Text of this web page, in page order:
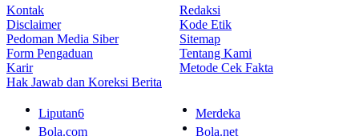
Kontak
Redaksi
Disclaimer
Kode Etik
Pedoman Media Siber
Sitemap
Form Pengaduan
Tentang Kami
Karir
Metode Cek Fakta
Hak Jawab dan Koreksi Berita
Liputan6
Merdeka
Bola.com
Bola.net